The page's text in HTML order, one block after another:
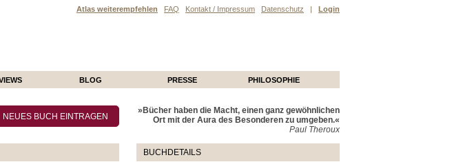
Atlas weiterempfehlen FAQ Kontakt / Impressum Datenschutz | Login
BLOG PRESSE PHILOSOPHIE
»Bücher haben die Macht, einen ganz gewöhnlichen
Ort mit der Aura des Besonderen zu umgeben.«
Paul Theroux
BUCHDETAILS